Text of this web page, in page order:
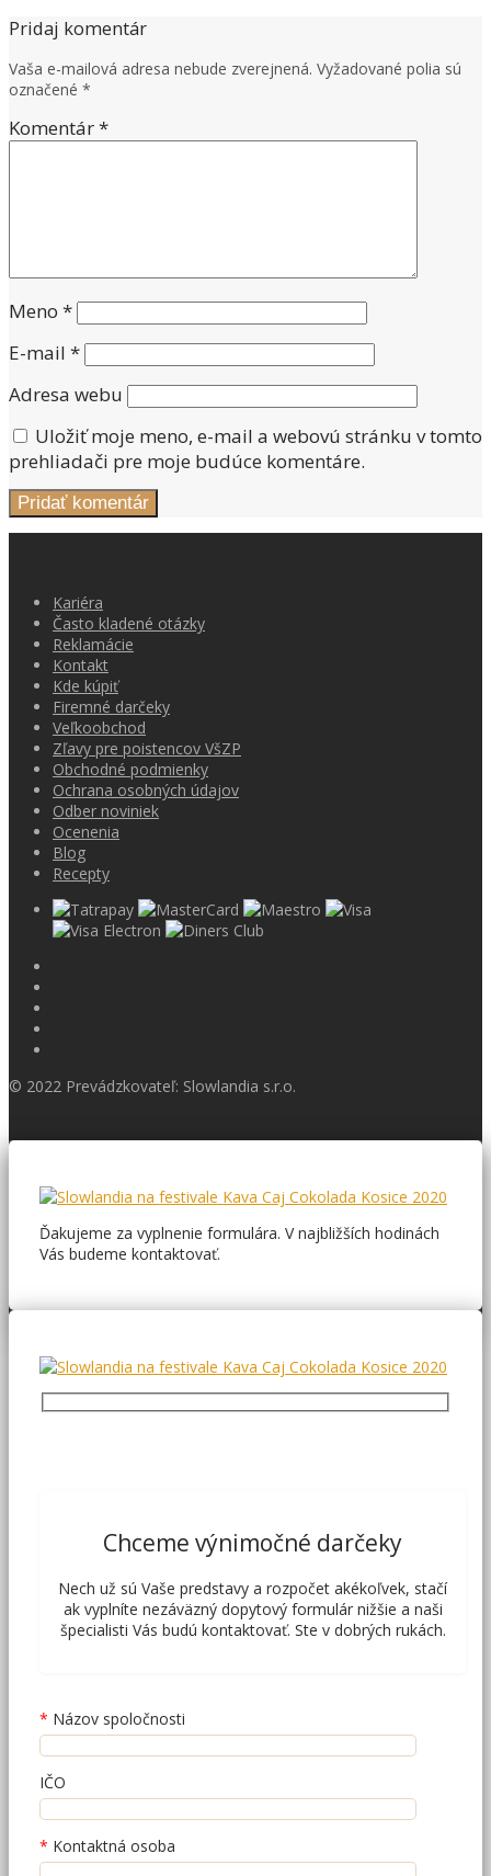
Pridaj komentár
Vaša e-mailová adresa nebude zverejnená. Vyžadované polia sú
označené *
Komentár*
Meno *
E-mail *
Adresa webu
Uložiť moje meno, e-mail a webovú stránku v tomto
prehliadači pre moje budúce komentáre.
Kariéra
Často kladené otázky
Reklamácie
Kontakt
Kde kúpiť
Firemné darčeky
Veľkoobchod
Zľavy pre poistencov VšZP
Obchodné podmienky
Ochrana osobných údajov
Odber noviniek
Ocenenia
Blog
Recepty
© 2022 Prevádzkovateľ: Slowlandia s.r.o.
Ďakujeme za vyplnenie formulára. V najbližších hodinách
Vás budeme kontaktovať.
Chceme výnimočné darčeky
Nech už sú Vaše predstavy a rozpočet akékoľvek, stačí
ak vyplníte nezáväzný dopytový formulár nižšie a naši
špecialisti Vás budú kontaktovať. Ste v dobrých rukách.
Názov spoločnosti
IČO
Kontaktná osoba